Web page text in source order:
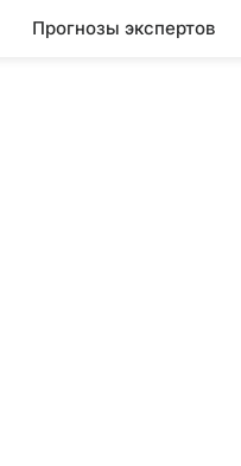
Прогнозы экспертов